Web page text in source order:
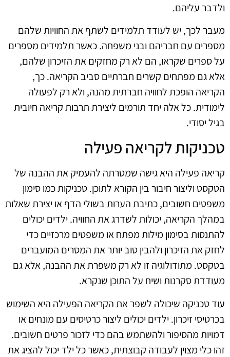
ולדבר עליהם.
מעבר לכך, יש לעודד תלמידים לשתף את החוויות שלהם
מספרים עם חבריהם ובני משפחה. כאשר תלמידים מספרים
על ספרים שקראו, הם לא רק מחזקים את הזיכרון שלהם,
אלא גם מפתחים קשרים חברתיים סביב הקריאה. כך,
הקריאה הופכת לחוויה חברתית מהנה, ולא רק לפעולה
לימודית. כל אלה יחד תורמים ליצירת תרבות קריאה חיובית
בגיל יסודי.
טכניקות לקריאה פעילה
קריאה פעילה היא גישה שמטרתה להעמיק את ההבנה של
הטקסט וליצור חיבור בין הקורא לתוכן. טכניקות כמו סימון
משפטים חשובים, כתיבת הערות בשולי הדף או יצירת שאלות
במהלך הקריאה, יכולות לשדרג את החוויה. ילדים יכולים
להתנסות בסימון מילות מפתח או משפטים מרכזיים כדי
לחזק את הזיכרון ולהבין טוב יותר את המסרים המועברים
בטקסט. מתודולוגיה זו לא רק משפרת את ההבנה, אלא גם
מעודדת סקרנות ושיח על התוכן שנקרא.
עוד טכניקה שיכולה לשפר את הקריאה הפעילה היא השימוש
בכרטיסי זיכרון. ילדים יכולים ליצור כרטיסים עם מונחים או
דמויות מהסיפור ולהשתמש בהם כדי לזכור פרטים חשובים.
זהו כלי מצוין לעבודה קבוצתית, כאשר כל ילד יכול להציג את